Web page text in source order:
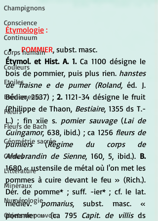
Champignons
Conscience
Continuum
Corps humain
Couleurs
Etoiles
Evénements
Fleurs
Fleurs de Bach
Géométrie sacrée
Guides
Littérature
Minéraux
Numérologie
Objets de pouvoir
Étymologie :
POMMIER, subst. masc.
Étymol. et Hist. A. 1. Ca 1100 désigne le
bois de pommier, puis plus rien. hanstes
de fraisne e de pumer (Roland, éd. J.
Bédier, 2537) ; 2. 1121-34 désigne le fruit
(Philippe de Thaon, Bestiaire, 1355 ds T.-
L.) ; fin xiie s. pomier sauvage (Lai de
Guingamor, 638, ibid.) ; ca 1256 fleurs de
pumiers (Régime du corps de
Aldebrandin de Sienne, 160, 5, ibid.). B.
1680 « ustensile de métal où l'on met les
pommes à cuire devant le feu » (Rich.).
Dér. de pomme* ; suff. -ier* ; cf. le lat.
médiév. pomarius, subst. masc. «
pommier » (ca 795 Capit. de villis ds